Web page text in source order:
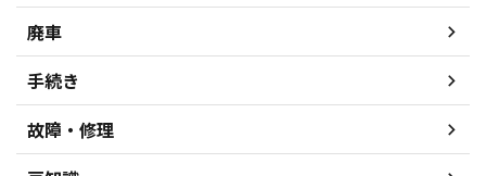
廃車
手続き
故障・修理